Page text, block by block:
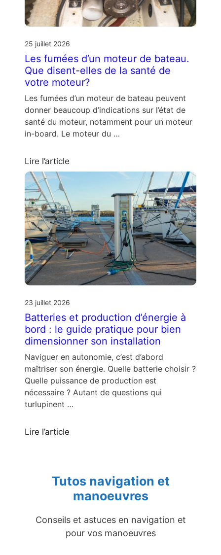
25 juillet 2026
Les fumées d’un moteur de bateau.
Que disent-elles de la santé de
votre moteur?
Les fumées d’un moteur de bateau peuvent
donner beaucoup d’indications sur l’état de
santé du moteur, notamment pour un moteur
in-board. Le moteur du …
Lire l’article
23 juillet 2026
Batteries et production d’énergie à
bord : le guide pratique pour bien
dimensionner son installation
Naviguer en autonomie, c’est d’abord
maîtriser son énergie. Quelle batterie choisir ?
Quelle puissance de production est
nécessaire ? Autant de questions qui
turlupinent …
Lire l’article
Tutos navigation et
manoeuvres
Conseils et astuces en navigation et
pour vos manoeuvres